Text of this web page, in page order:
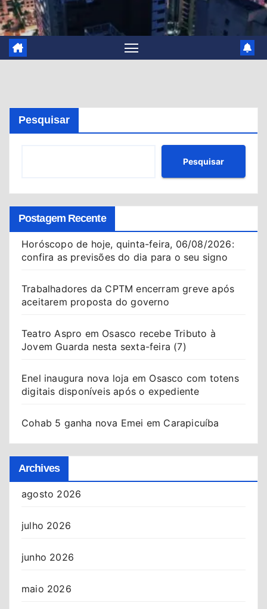
Pesquisar
Pesquisar
Postagem Recente
Horóscopo de hoje, quinta-feira, 06/08/2026:
confira as previsões do dia para o seu signo
Trabalhadores da CPTM encerram greve após
aceitarem proposta do governo
Teatro Aspro em Osasco recebe Tributo à
Jovem Guarda nesta sexta-feira (7)
Enel inaugura nova loja em Osasco com totens
digitais disponíveis após o expediente
Cohab 5 ganha nova Emei em Carapicuíba
Archives
agosto 2026
julho 2026
junho 2026
maio 2026